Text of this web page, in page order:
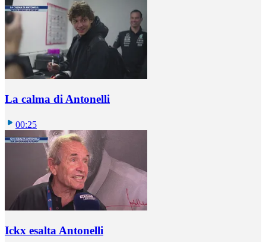
La calma di Antonelli
00:25
Ickx esalta Antonelli